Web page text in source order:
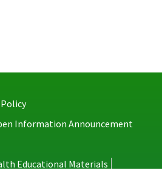
Information Announcement
Educational Materials